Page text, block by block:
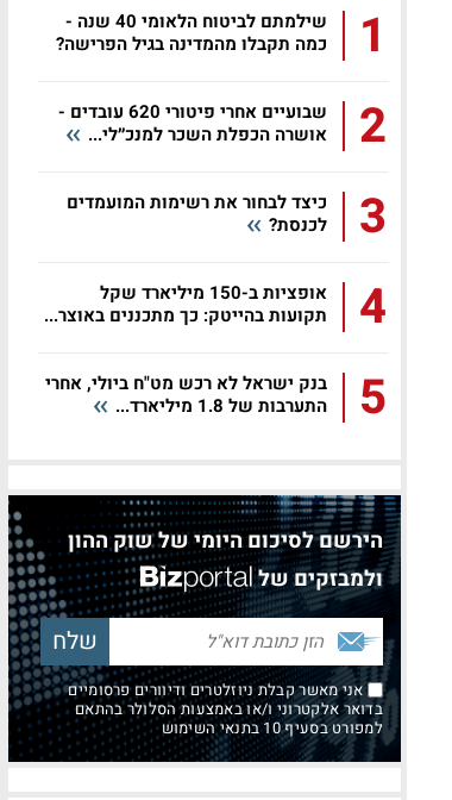
1
שילמתם לביטוח הלאומי 40 שנה -
כמה תקבלו מהמדינה בגיל הפרישה?
2
שבועיים אחרי פיטורי 620 עובדים -
אושרה הכפלת השכר למנכ״לי...
3
כיצד לבחור את רשימות המועמדים
לכנסת?
4
אופציות ב-150 מיליארד שקל
תקועות בהייטק: כך מתכננים באוצר...
5
בנק ישראל לא רכש מט"ח ביולי, אחרי
התערבות של 1.8 מיליארד...
הירשם לסיכום היומי של שוק ההון
ולמבזקים של
אני מאשר קבלת ניוזלטרים ודיוורים פרסומיים
בדואר אלקטרוני ו/או באמצעות הסלולר בהתאם
למפורט בסעיף 10 בתנאי השימוש